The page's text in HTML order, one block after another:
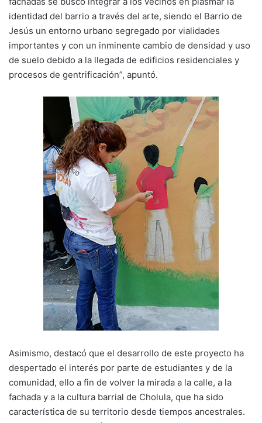
identidad del barrio a través del arte, siendo el Barrio de
Jesús un entorno urbano segregado por vialidades
importantes y con un inminente cambio de densidad y uso
de suelo debido a la llegada de edificios residenciales y
procesos de gentrificación”, apuntó.
Asimismo, destacó que el desarrollo de este proyecto ha
despertado el interés por parte de estudiantes y de la
comunidad, ello a fin de volver la mirada a la calle, a la
fachada y a la cultura barrial de Cholula, que ha sido
característica de su territorio desde tiempos ancestrales.